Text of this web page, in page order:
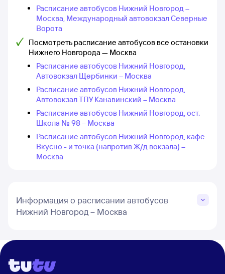
Расписание автобусов Нижний Новгород –
Москва, Международный автовокзал Северные
Ворота
Посмотреть расписание автобусов все остановки
Нижнего Новгорода — Москва
Расписание автобусов Нижний Новгород,
Автовокзал Щербинки – Москва
Расписание автобусов Нижний Новгород,
Автовокзал ТПУ Канавинский – Москва
Расписание автобусов Нижний Новгород, ост.
Школа № 98 – Москва
Расписание автобусов Нижний Новгород, кафе
Вкусно - и точка (напротив Ж/д вокзала) –
Москва
Информация о расписании автобусов
Нижний Новгород – Москва